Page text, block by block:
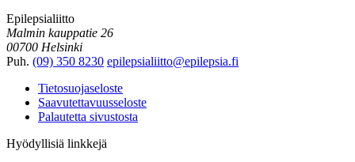
Epilepsialiitto
Malmin kauppatie 26
00700 Helsinki
Puh. (09) 350 8230 epilepsialiitto@epilepsia.fi
Tietosuojaseloste
Saavutettavuusseloste
Palautetta sivustosta
Hyödyllisiä linkkejä